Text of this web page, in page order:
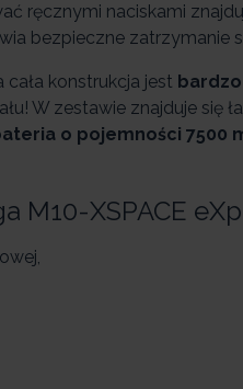
ręcznymi naciskami
bezpieczne zatrzymanie
konstrukcja jest
W zestawie znajduje się
o pojemności 7500
M10-XSPACE